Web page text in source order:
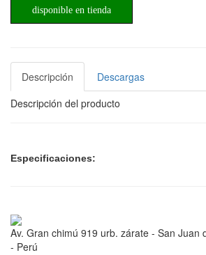
disponible en tienda
Descripción
Descargas
Descripción del producto
Especificaciones:
Av. Gran chimú 919 urb. zárate - San Juan
- Perú